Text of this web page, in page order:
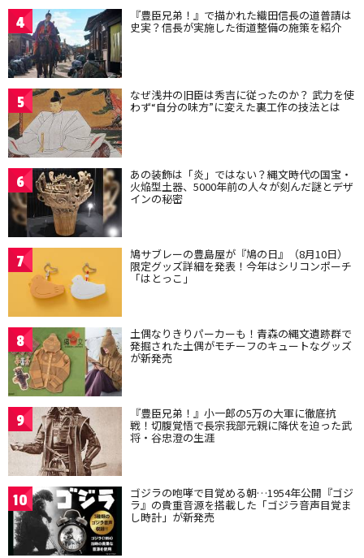
4 『豊臣兄弟！』で描かれた織田信長の道普請は
史実？信長が実施した街道整備の施策を紹介
5 なぜ浅井の旧臣は秀吉に従ったのか？ 武力を使
わず“自分の味方”に変えた裏工作の技法とは
6 あの装飾は「炎」ではない？縄文時代の国宝・
火焔型土器、5000年前の人々が刻んだ謎とデザ
インの秘密
7 鳩サブレーの豊島屋が『鳩の日』（8月10日）
限定グッズ詳細を発表！今年はシリコンポーチ
「はとっこ」
8 土偶なりきりパーカーも！青森の縄文遺跡群で
発掘された土偶がモチーフのキュートなグッズ
が新発売
9 『豊臣兄弟！』小一郎の5万の大軍に徹底抗
戦！切腹覚悟で長宗我部元親に降伏を迫った武
将・谷忠澄の生涯
10 ゴジラの咆哮で目覚める朝…1954年公開『ゴジ
ラ』の貴重音源を搭載した「ゴジラ音声目覚ま
し時計」が新発売